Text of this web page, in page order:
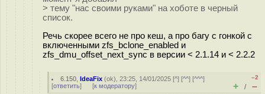
> тему "нас своими руками" на хоботе в черный
список.
Речь скорее всего не про кеш, а про багу с гонкой с
включенными zfs_bclone_enabled и
zfs_dmu_offset_next_sync в версии < 2.1.14 и < 2.2.2
6.150 ,IdeaFix (ok), 23:25, 14/01/2025 [^] [^^] [^^^]
[ответить] [к модератору]
–2
+ / –